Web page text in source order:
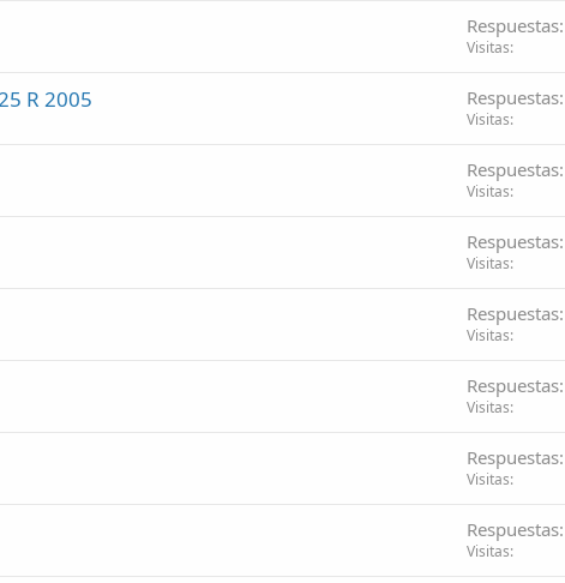
Respuestas
Visitas
R 2005 Respuestas
Visitas
Respuestas
Visitas
Respuestas
Visitas
Respuestas
Visitas
Respuestas
Visitas
Respuestas
Visitas
Respuestas
Visitas